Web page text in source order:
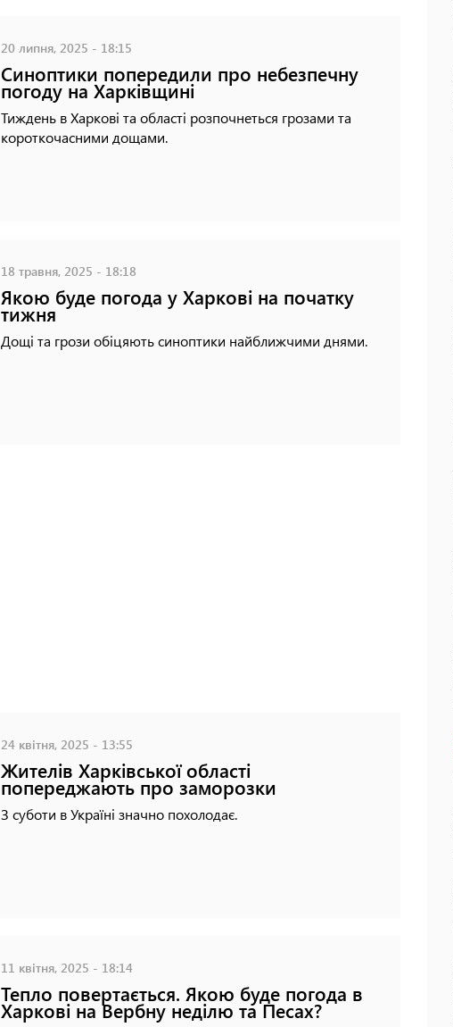
20 липня, 2025 - 18:15
Синоптики попередили про небезпечну
погоду на Харківщині
Тиждень в Харкові та області розпочнеться грозами та
короткочасними дощами.
18 травня, 2025 - 18:18
Якою буде погода у Харкові на початку
тижня
Дощі та грози обіцяють синоптики найближчими днями.
24 квітня, 2025 - 13:55
Жителів Харківської області
попереджають про заморозки
З суботи в Україні значно похолодає.
11 квітня, 2025 - 18:14
Тепло повертається. Якою буде погода в
Харкові на Вербну неділю та Песах?